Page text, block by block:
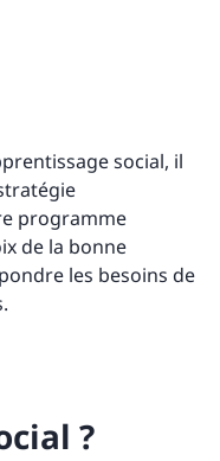
social, il
programme
de la bonne
les besoins de
?